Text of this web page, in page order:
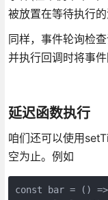
被放置在等待执行的
同样，事件轮询检
并执行回调时将事件
延迟函数执行
咱们还可以使用
空为止。例如
const bar = ()